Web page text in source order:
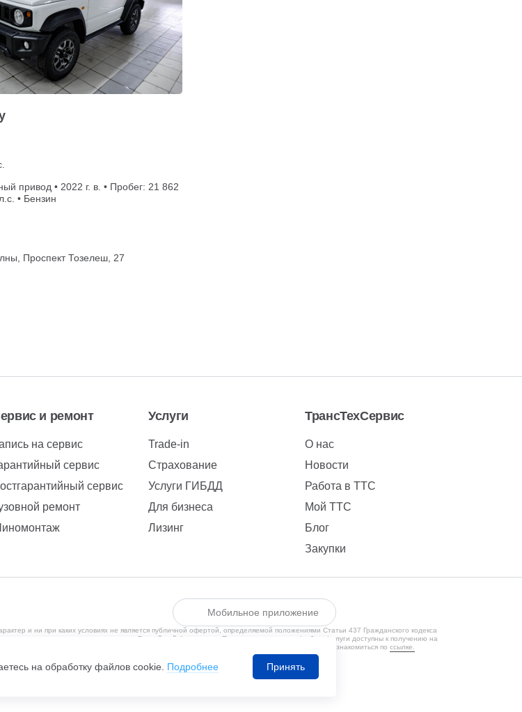
привод • 2022 г. в. • Пробег: 21 862
• Бензин
Проспект Тозелеш, 27
и ремонт
на сервис
сервис
сервис
ремонт
Услуги
Trade-in
Страхование
Услуги ГИБДД
Для бизнеса
Лизинг
ТрансТехСервис
О нас
Новости
Работа в ТТС
Мой ТТС
Блог
Закупки
Мобильное приложение
и ни при каких условиях не является публичной офертой, определяемой положениями Статьи 437 Гражданского кодекса
соответствии с законодательством Российской Федерации. Предлагаемые товары/работы/услуги доступны к получению на
пределами Российской Федерации, не ведется. С политикой конфиденциальности Вы можете ознакомиться по ссылке.
23, +7 (8552)29-99-26, ОГРН 1051614160620, ИНН 1650131524
на обработку файлов cookie. Подробнее Принять